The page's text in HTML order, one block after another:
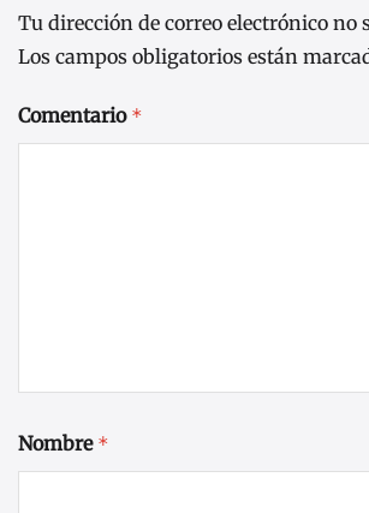
Tu dirección de correo electrónico no
Los campos obligatorios están
Comentario *
Nombre *